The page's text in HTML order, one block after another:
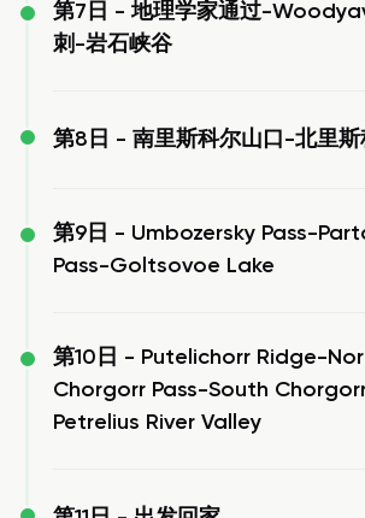
第7日 -地理学家通过-
刺-岩石峡谷
第8日 - 南里斯科尔山口-北里斯
第9日 - Umbozersky Pass-
Pass-Goltsovoe Lake
第10日 - Putelichorr Ridge-
Chorgorr Pass-South
Petrelius River Valley